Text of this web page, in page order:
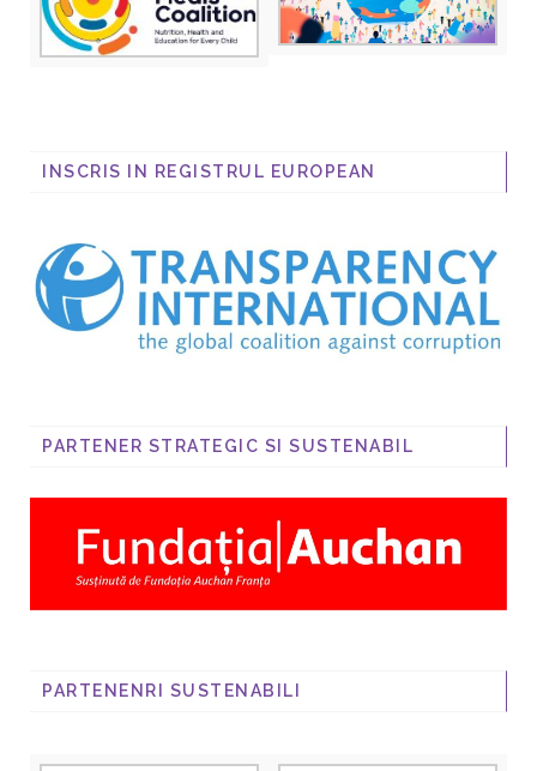
INSCRIS IN REGISTRUL EUROPEAN
PARTENER STRATEGIC SI SUSTENABIL
PARTENENRI SUSTENABILI